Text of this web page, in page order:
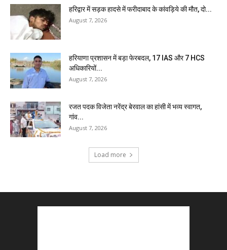
हरिद्वार में सड़क हादसे में फरीदाबाद के कांवड़िये की मौत, दो...
August 7, 2026
हरियाणा प्रशासन में बड़ा फेरबदल, 17 IAS और 7 HCS
अधिकारियों...
August 7, 2026
रजत पदक विजेता नरेंद्र बेरवाल का हांसी में भव्य स्वागत,
गांव...
August 7, 2026
Load more